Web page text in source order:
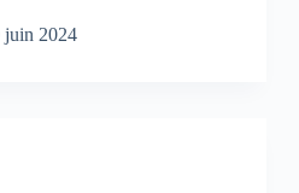
juin 2024